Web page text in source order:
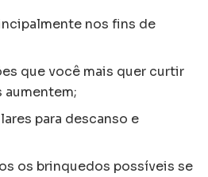
nos fins de
que você mais quer curtir
aumentem;
para descanso e
os brinquedos possíveis se